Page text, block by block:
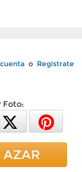
o Regístrate
Foto:
AZAR